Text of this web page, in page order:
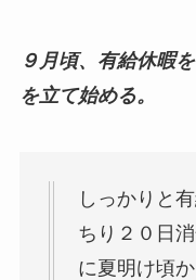
９月頃、有給休暇
を立て始める。
しっかりと
ちり２０日
に夏明け頃